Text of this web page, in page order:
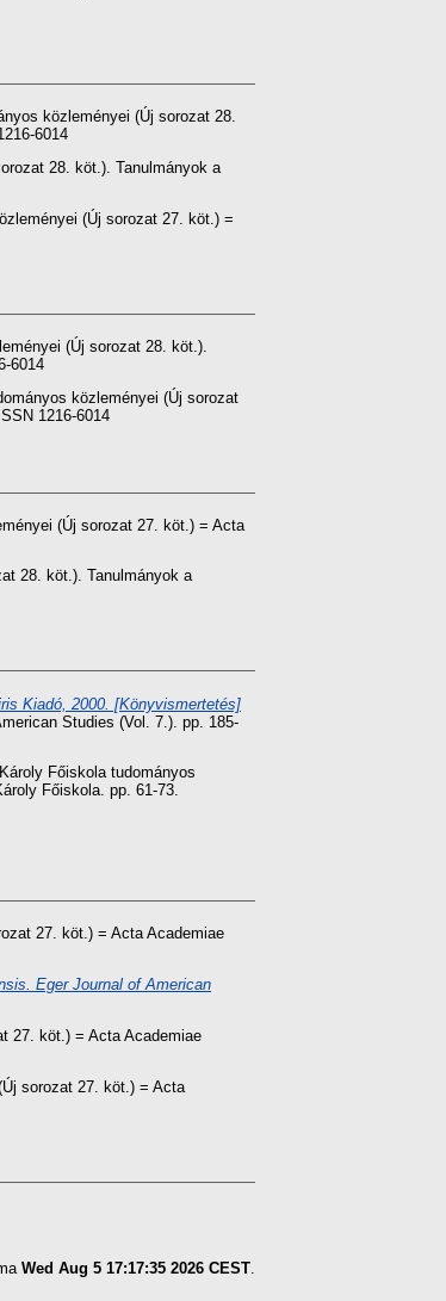
közleményei (Új sorozat 28.
6014
28. köt.). Tanulmányok a
(Új sorozat 27. köt.) =
(Új sorozat 28. köt.).
6014
közleményei (Új sorozat
1216-6014
(Új sorozat 27. köt.) = Acta
28. köt.). Tanulmányok a
Kiadó, 2000. [Könyvismertetés]
Studies (Vol. 7.). pp. 185-
Főiskola tudományos
Főiskola. pp. 61-73.
27. köt.) = Acta Academiae
Eger Journal of American
27. köt.) = Acta Academiae
sorozat 27. köt.) = Acta
Wed Aug 5 17:17:35 2026 CEST